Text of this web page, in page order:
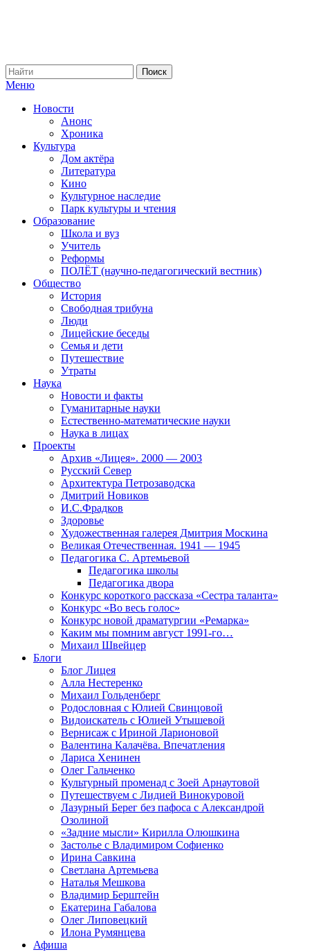
Меню
Новости
Анонс
Хроника
Культура
Дом актёра
Литература
Кино
Культурное наследие
Парк культуры и чтения
Образование
Школа и вуз
Учитель
Реформы
ПОЛЁТ (научно-педагогический вестник)
Общество
История
Свободная трибуна
Люди
Лицейские беседы
Семья и дети
Путешествие
Утраты
Наука
Новости и факты
Гуманитарные науки
Естественно-математические науки
Наука в лицах
Проекты
Архив «Лицея». 2000 — 2003
Русский Север
Архитектура Петрозаводска
Дмитрий Новиков
И.С.Фрадков
Здоровье
Художественная галерея Дмитрия Москина
Великая Отечественная. 1941 — 1945
Педагогика С. Артемьевой
Педагогика школы
Педагогика двора
Конкурс короткого рассказа «Сестра таланта»
Конкурс «Во весь голос»
Конкурс новой драматургии «Ремарка»
Каким мы помним август 1991-го…
Михаил Швейцер
Блоги
Блог Лицея
Алла Нестеренко
Михаил Гольденберг
Родословная с Юлией Свинцовой
Видоискатель с Юлией Утышевой
Вернисаж с Ириной Ларионовой
Валентина Калачёва. Впечатления
Лариса Хенинен
Олег Гальченко
Культурный променад с Зоей Арнаутовой
Путешествуем с Лидией Винокуровой
Лазурный Берег без пафоса с Александрой
Озолиной
«Задние мысли» Кирилла Олюшкина
Застолье с Владимиром Софиенко
Ирина Савкина
Светлана Артемьева
Наталья Мешкова
Владимир Берштейн
Екатерина Габалова
Олег Липовецкий
Илона Румянцева
Афиша